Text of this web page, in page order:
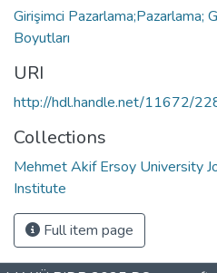
Girişimci Pazarlama;Pazarlama;
Boyutları
URI
http://hdl.handle.net/11672/
Collections
Mehmet Akif Ersoy University
Institute
Full item page